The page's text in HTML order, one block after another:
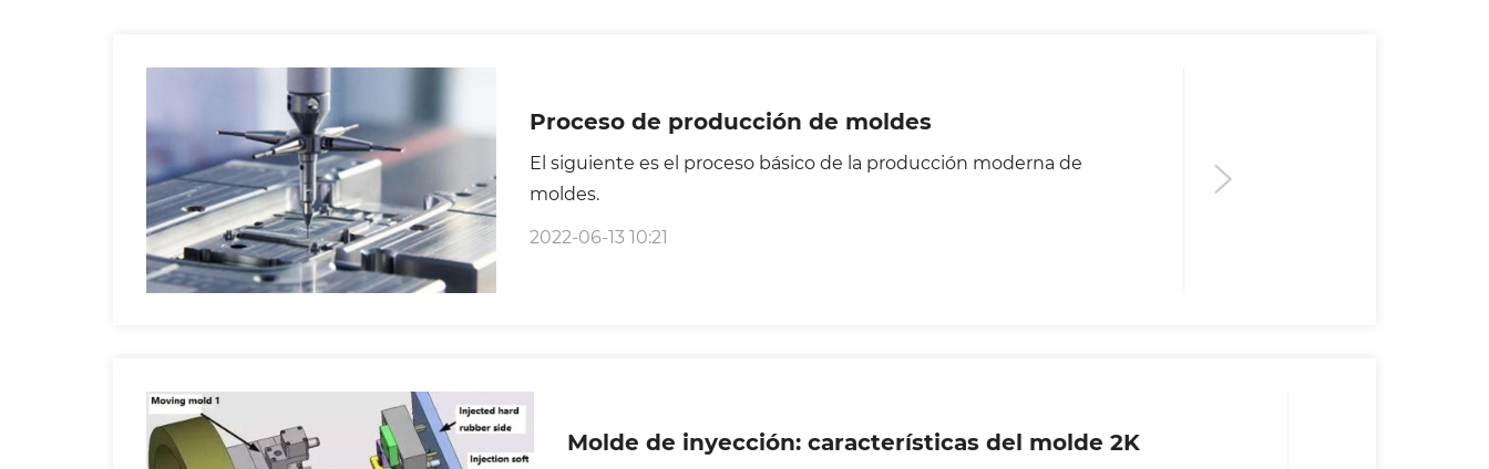
Proceso de producción de moldes
El siguiente es el proceso básico de la producción moderna de
moldes.
2022-06-13 10:21
Molde de inyección: características del molde 2K